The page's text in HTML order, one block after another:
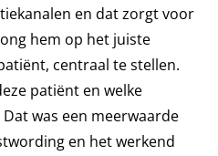
en dat zorgt voor
hem op het juiste
centraal te stellen.
patiënt en welke
was een meerwaarde
en het werkend